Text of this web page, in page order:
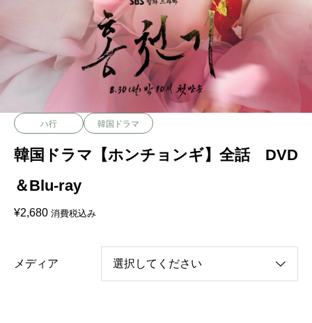
ハ行 韓国ドラマ
韓国ドラマ【ホンチョンギ】全話 DVD
＆Blu-ray
¥2,680 消費税込み
メディア